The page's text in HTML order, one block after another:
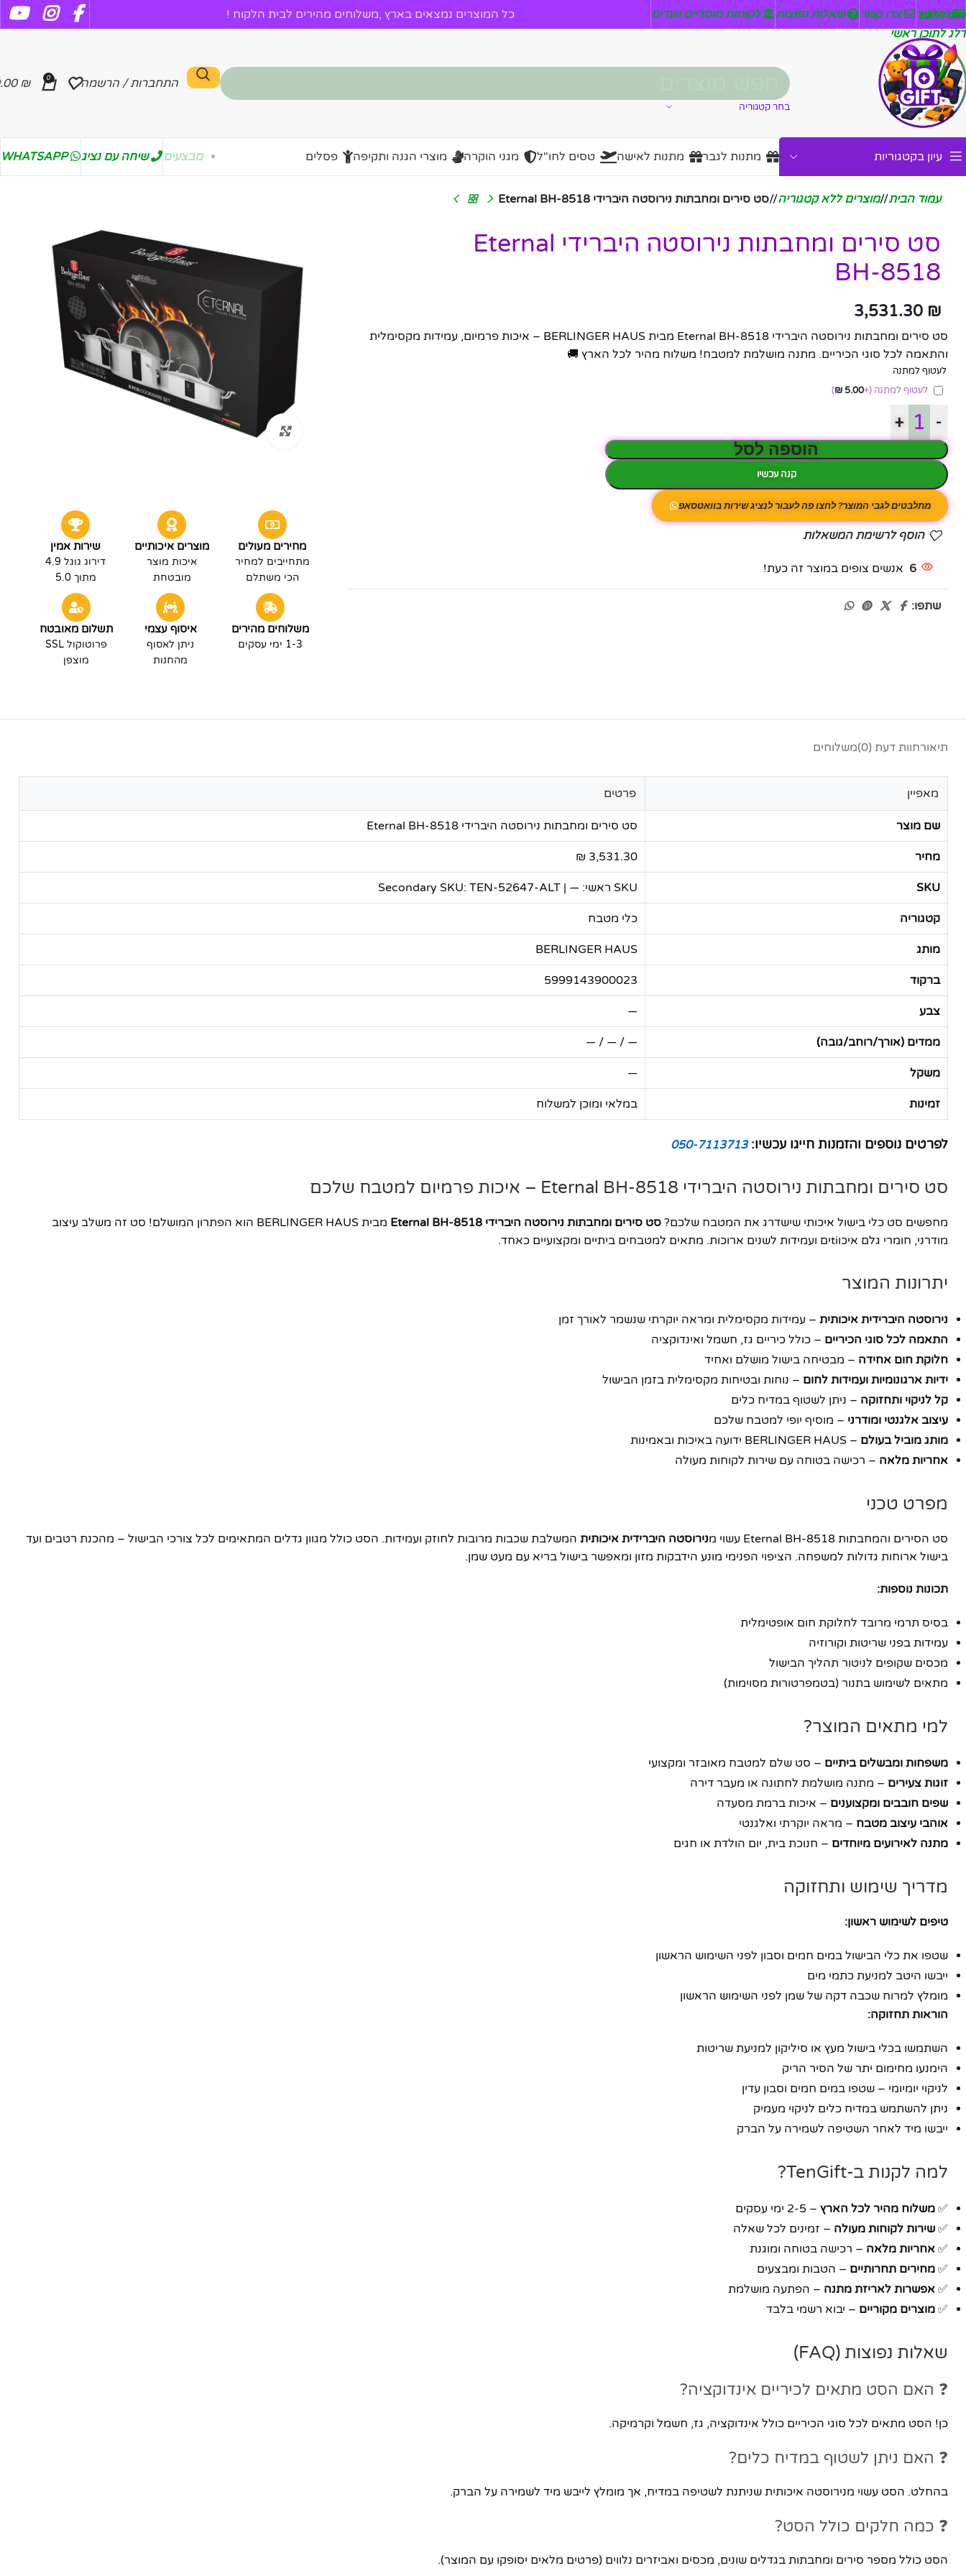
דלג לניווט
דלג לתוכן ראשי
ניזלטר צרו קשר שאלות נפוצות לקוחות מוסדיים וועדים כל המוצרים נמצאים בארץ ,משלוחים מהירים לבית הלקוח !
בחר קטגוריה
התחברות / הרשמה 0
₪
עיון בקטגוריות מתנות לגבר מתנות לאישה טסים לחו"ל מגני הוקרה מוצרי הגנה ותקיפה פסלים מבצעים שיחה עם נציג WHATSAPP
לחץ להגדלה
מחירים מעולים
מתחייבים למחיר
הכי משתלם
מוצרים איכותיים
איכות מוצר
מובטחת
שירות אמין
דירוג גוגל 4.9
מתוך 5.0
משלוחים מהירים
1-3 ימי עסקים
איסוף עצמי
ניתן לאסוף
מהחנות
תשלום מאובטח
פרוטוקול SSL
מוצפן
עמוד הבית/ מוצרים ללא קטגוריה/ סט סירים ומחבתות נירוסטה היברידי Eternal BH-8518
סט סירים ומחבתות נירוסטה היברידי Eternal
BH-8518
3,531.30 ₪
סט סירים ומחבתות נירוסטה היברידי Eternal BH-8518 מבית BERLINGER HAUS – איכות פרמיום, עמידות מקסימלית
והתאמה לכל סוגי הכיריים. מתנה מושלמת למטבח! משלוח מהיר לכל הארץ 🚚
לעטוף למתנה
לעטוף למתנה(+
5.00
₪
)
-
+
הוספה לסל
קנה עכשיו
מתלבטים לגבי המוצר? לחצו פה לעבור לנציג שירות בוואטסאפ
הוסף לרשימת המשאלות
6 אנשים צופים במוצר זה כעת!
שתפו:
תיאורחוות דעת (0) משלוחים
מאפיין פרטים
שם מוצר סט סירים ומחבתות נירוסטה היברידי Eternal BH-8518
מחיר 3,531.30 ₪
SKU SKU ראשי: — | Secondary SKU: TEN-52647-ALT
קטגוריה כלי מטבח
מותג BERLINGER HAUS
ברקוד 5999143900023
צבע —
ממדים (אורך/רוחב/גובה) — / — / —
משקל —
זמינות במלאי ומוכן למשלוח
לפרטים נוספים והזמנות חייגו עכשיו:050-7113713
סט סירים ומחבתות נירוסטה היברידי Eternal BH-8518 – איכות פרמיום למטבח שלכם
מחפשים סט כלי בישול איכותי שישדרג את המטבח שלכם? סט סירים ומחבתות נירוסטה היברידי Eternal BH-8518
מבית BERLINGER HAUS הוא הפתרון המושלם! סט זה משלב עיצוב
מודרני, חומרי גלם איכוtiים ועמידות לשנים ארוכות. מתאים למטבחים ביתיים ומקצועיים כאחד.
יתרונות המוצר
נירוסטה היברידית איכותית – עמידות מקסימלית ומראה יוקרתי שנשמר לאורך זמן
התאמה לכל סוגי הכיריים – כולל כיריים גז, חשמל ואינדוקציה
חלוקת חום אחידה – מבטיחה בישול מושלם ואחיד
ידיות ארגונומיות ועמידות לחום – נוחות ובטיחות מקסימלית בזמן הבישול
קל לניקוי ותחזוקה – ניתן לשטוף במדיח כלים
עיצוב אלגנטי ומודרני – מוסיף יופי למטבח שלכם
מותג מוביל בעולם – BERLINGER HAUS ידועה באיכות ובאמינות
אחריות מלאה – רכישה בטוחה עם שירות לקוחות מעולה
מפרט טכני
סט הסירים והמחבתות Eternal BH-8518 עשוי מ נירוסטה היברידית איכותית המשלבת שכבות מרובות לחוזק ועמידות. הסט כולל מגוון גדלים המתאימים לכל צורכי הבישול – מהכנת רטבים ועד
בישול ארוחות גדולות למשפחה. הציפוי הפנימי מונע הידבקות מזון ומאפשר בישול בריא עם מעט שמן.
תכונות נוספות:
בסיס תרמי מרובד לחלוקת חום אופטימלית
עמידות בפני שריטות וקורוזיה
מכסים שקופים לניטור תהליך הבישול
מתאים לשימוש בתנור (בטמפרטורות מסוימות)
למי מתאים המוצר?
משפחות ומבשלים ביתיים – סט שלם למטבח מאובזר ומקצועי
זוגות צעירים – מתנה מושלמת לחתונה או מעבר דירה
שפים חובבים ומקצוענים – איכות ברמת מסעדה
אוהבי עיצוב מטבח – מראה יוקרתי ואלגנטי
מתנה לאירועים מיוחדים – חנוכת בית, יום הולדת או חגים
מדריך שימוש ותחזוקה
טיפים לשימוש ראשון:
שטפו את כלי הבישול במים חמים וסבון לפני השימוש הראשון
ייבשו היטב למניעת כתמי מים
מומלץ למרוח שכבה דקה של שמן לפני השימוש הראשון
הוראות תחזוקה:
השתמשו בכלי בישול מעץ או סיליקון למניעת שריטות
הימנעו מחימום יתר של הסיר הריק
לניקוי יומיומי – שטפו במים חמים וסבון עדין
ניתן להשתמש במדיח כלים לניקוי מעמיק
ייבשו מיד לאחר השטיפה לשמירה על הברק
למה לקנות ב-TenGift?
✅ משלוח מהיר לכל הארץ – 2-5 ימי עסקים
✅ שירות לקוחות מעולה – זמינים לכל שאלה
✅ אחריות מלאה – רכישה בטוחה ומוגנת
✅ מחירים תחרותיים – הטבות ומבצעים
✅ אפשרות לאריזת מתנה – הפתעה מושלמת
✅ מוצרים מקוריים – יבוא רשמי בלבד
שאלות נפוצות (FAQ)
❓ האם הסט מתאים לכיריים אינדוקציה?
כן! הסט מתאים לכל סוגי הכיריים כולל אינדוקציה, גז, חשמל וקרמיקה.
❓ האם ניתן לשטוף במדיח כלים?
בהחלט. הסט עשוי מנירוסטה איכותית שניתנת לשטיפה במדיח, אך מומלץ לייבש מיד לשמירה על הברק.
❓ כמה חלקים כולל הסט?
הסט כולל מספר סירים ומחבתות בגדלים שונים, מכסים ואביזרים נלווים (פרטים מלאים יסופקו עם המוצר).
יוטיוב